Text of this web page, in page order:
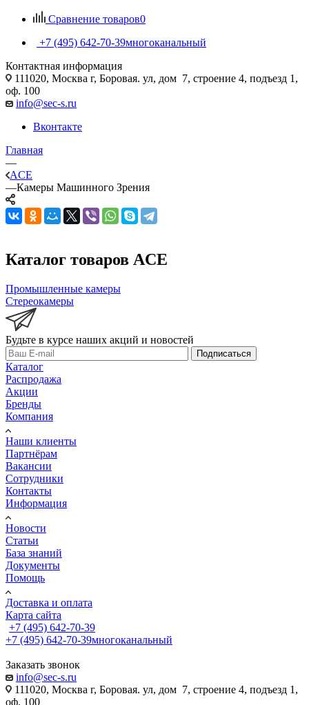
Сравнение товаров0
+7 (495) 642-70-39многоканальный
Контактная информация
111020, Москва г, Боровая. ул, дом 7, строение 4, подъезд 1,
оф. 100
info@sec-s.ru
Вконтакте
Главная
—
ACE
—Камеры Машинного Зрения
Каталог товаров ACE
Промышленные камеры
Стереокамеры
Будьте в курсе наших акций и новостей
Подписаться
Каталог
Распродажа
Акции
Бренды
Компания
Наши клиенты
Партнёрам
Вакансии
Сотрудники
Контакты
Информация
Новости
Статьи
База знаний
Документы
Помощь
Доставка и оплата
Карта сайта
+7 (495) 642-70-39
+7 (495) 642-70-39многоканальный
Заказать звонок
info@sec-s.ru
111020, Москва г, Боровая. ул, дом 7, строение 4, подъезд 1,
оф. 100